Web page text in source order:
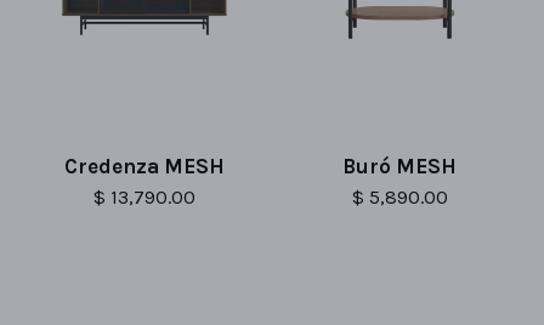
Credenza MESH
$ 13,790.00
Buró MESH
$ 5,890.00